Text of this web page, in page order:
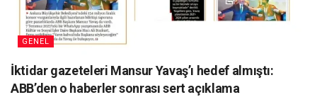
GENEL
İktidar gazeteleri Mansur Yavaş’ı hedef almıştı:
ABB’den o haberler sonrası sert açıklama